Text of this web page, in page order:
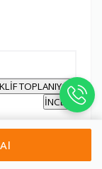
TOPLANIYOR
İNCELE